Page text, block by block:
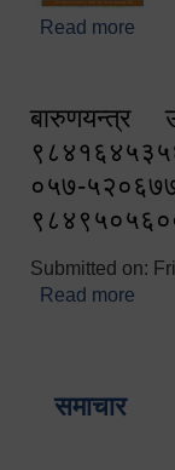
Read more
बारुणयन्त्र
०५७-
Submitted on:
Read more
समाचार